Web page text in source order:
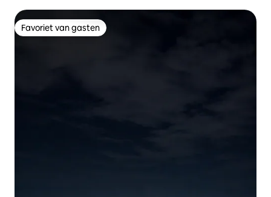
Favoriet van gasten
Favoriet van gasten